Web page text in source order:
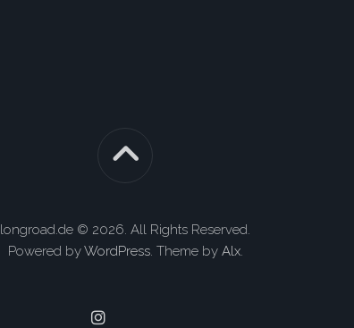
longroad.de © 2026. All Rights Reserved.
Powered byWordPress. Theme by Alx.